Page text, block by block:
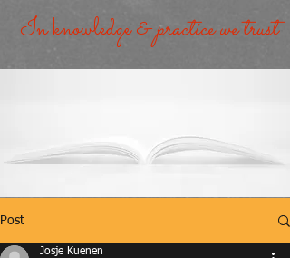
In knowledge &practice we trust
Post
Josje Kuenen